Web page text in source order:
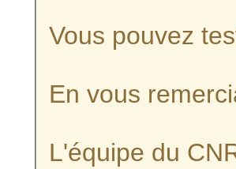
Vous pouvez
En vous
L'équipe du